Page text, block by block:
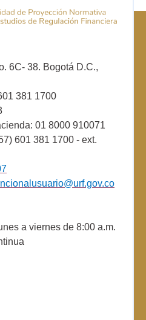
6C- 38. Bogotá D.C.,
381 1700
01 8000 910071
601 381 1700 - ext.
a viernes de 8:00 a.m.